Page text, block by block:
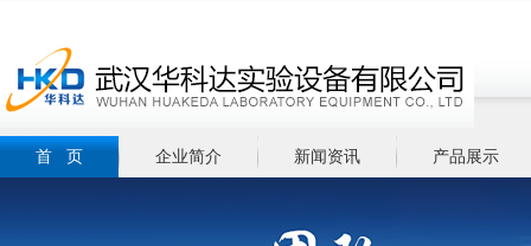
首 页 企业简介 新闻资讯 产品展示